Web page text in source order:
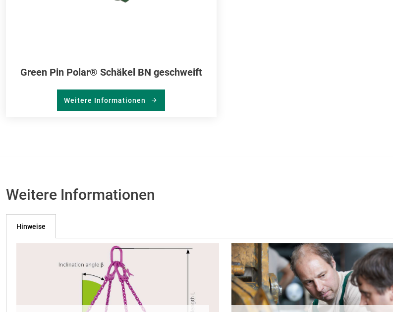
Green Pin Polar® Schäkel BN geschweift
Weitere Informationen
Weitere Informationen
Hinweise